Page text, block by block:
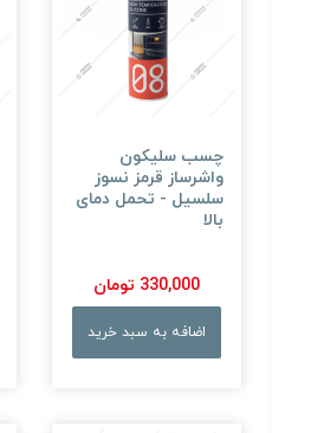
چسب سلیکون
واشرساز قرمز نسوز
سلسیل - تحمل دمای
بالا
330,000 تومان
اضافه به سبد خرید